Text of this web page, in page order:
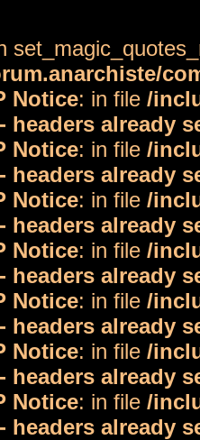
Notice: in file /
headers already
Notice: in file /
headers already
Notice: in file /
headers already
Notice: in file /
headers already
Notice: in file /
headers already
Notice: in file /
headers already
Notice: in file /
headers already